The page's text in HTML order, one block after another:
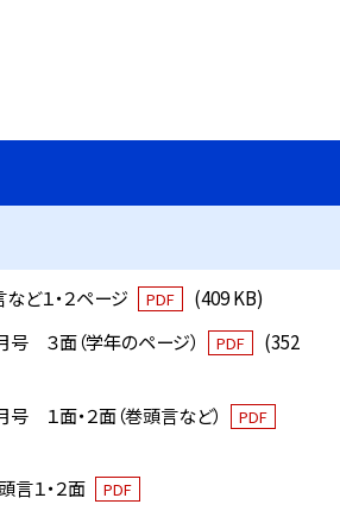
ど１・２ページ PDF
(409 KB)
号 ３面（学年のページ）
PDF
(352
１面・２面（巻頭言など）
PDF
言１・２面
PDF